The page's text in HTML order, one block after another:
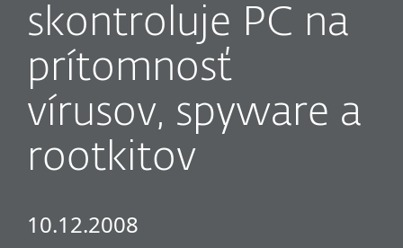
skontroluje PC na
prítomnosť
vírusov, spyware a
rootkitov
10.12.2008